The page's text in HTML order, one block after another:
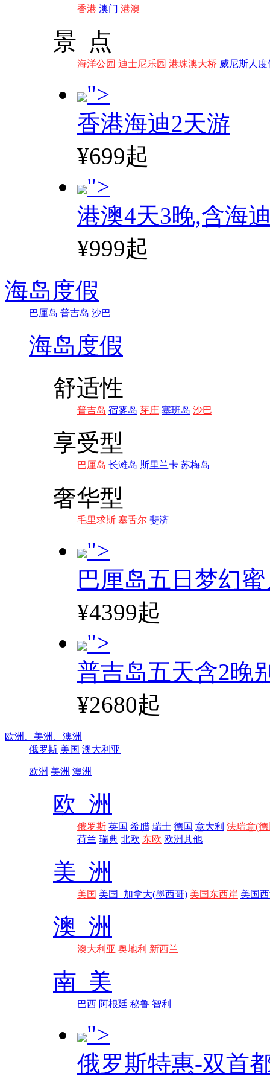
香港 澳门 港澳
景 点
海洋公园 迪士尼乐园 港珠澳大桥 威尼斯人度
">
香港海迪2天游
¥699起
">
港澳4天3晚,含海
¥999起
海岛度假
巴厘岛 普吉岛 沙巴
海岛度假
舒适性
普吉岛 宿雾岛 芽庄 塞班岛 沙巴
享受型
巴厘岛 长滩岛 斯里兰卡 苏梅岛
奢华型
毛里求斯 塞舌尔 斐济
">
巴厘岛五日梦幻
¥4399起
">
普吉岛五天含2晚
¥2680起
欧洲、 美洲、 澳洲
俄罗斯 美国 澳大利亚
欧洲 美洲 澳洲
欧 洲
俄罗斯 英国 希腊 瑞士 德国 意大利 法瑞意(德
荷兰 瑞典 北欧 东欧 欧洲其他
美 洲
美国 美国+加拿大(墨西哥) 美国东西岸 美国
澳 洲
澳大利亚 奥地利 新西兰
南 美
巴西 阿根廷 秘鲁 智利
">
俄罗斯特惠-双首